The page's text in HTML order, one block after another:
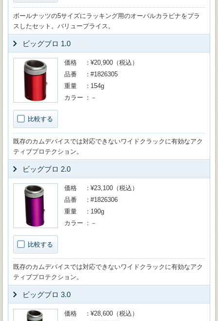
ボールナッツの5サイズにラッキング用のオーバルカラビナをプラ
スしたセット。バリュープライス。
ビッグブロ 1.0
比較する
価格
¥20,900（税込）
品番
#1826305
重量
154g
カラー
－
既存のカムデバイスでは対応できないワイドクラックに有効なアク
ティブプロテクション。
ビッグブロ 2.0
比較する
価格
¥23,100（税込）
品番
#1826306
重量
190g
カラー
－
既存のカムデバイスでは対応できないワイドクラックに有効なアク
ティブプロテクション。
ビッグブロ 3.0
価格
¥28,600（税込）